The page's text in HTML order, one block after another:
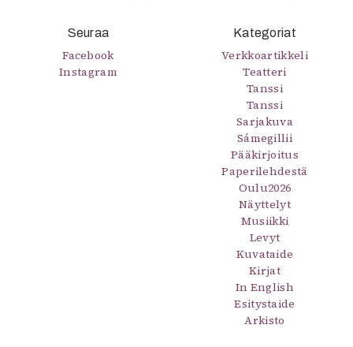
Seuraa
Facebook
Instagram
Kategoriat
Verkkoartikkeli
Teatteri
Tanssi
Tanssi
Sarjakuva
Sámegillii
Pääkirjoitus
Paperilehdestä
Oulu2026
Näyttelyt
Musiikki
Levyt
Kuvataide
Kirjat
In English
Esitystaide
Arkisto